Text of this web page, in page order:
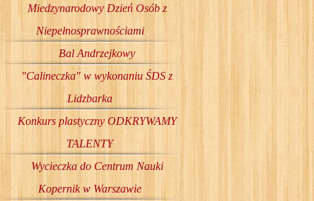
Miedzynarodowy Dzień Osób z
Niepełnosprawnościami
Bal Andrzejkowy
"Calineczka" w wykonaniu ŚDS z
Lidzbarka
Konkurs plastyczny ODKRYWAMY
TALENTY
Wycieczka do Centrum Nauki
Kopernik w Warszawie